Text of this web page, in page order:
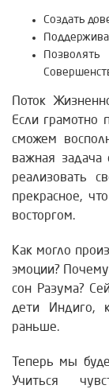
Создать
Поток
Если грамотно
сможем
важная задача
реализовать
прекрасное,
восторгом.
Как могло
эмоции?
сон Разума?
дети Индиго,
раньше.
Теперь мы
Учиться